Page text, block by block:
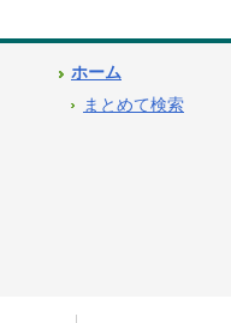
ホーム
まとめて検索